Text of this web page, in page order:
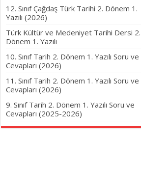
12. Sınıf Çağdaş Türk Tarihi 2. Dönem 1.
Yazılı (2026)
Türk Kültür ve Medeniyet Tarihi Dersi 2.
Dönem 1. Yazılı
10. Sınıf Tarih 2. Dönem 1. Yazılı Soru ve
Cevapları (2026)
11. Sınıf Tarih 2. Dönem 1. Yazılı Soru ve
Cevapları (2026)
9. Sınıf Tarih 2. Dönem 1. Yazılı Soru ve
Cevapları (2025-2026)